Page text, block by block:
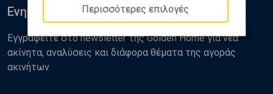
Περισσότερες επιλογές
Ενημερωθείτε
Εγγραφείτε στο newsletter της Golden Home για νέα
ακίνητα, αναλύσεις και διάφορα θέματα της αγοράς
ακινήτων